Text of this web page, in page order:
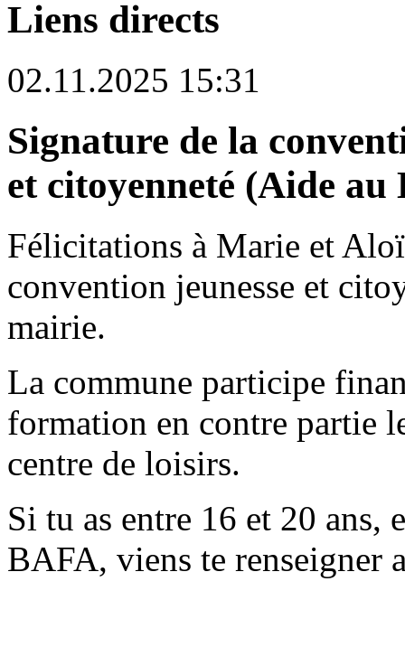
Liens directs
02.11.2025 15:31
Signature de la
et citoyenneté (Aide au
Félicitations à Marie et
convention jeunesse et
mairie.
La commune participe
formation en contre partie
centre de loisirs.
Si tu as entre 16 et 20 ans,
BAFA, viens te renseigner